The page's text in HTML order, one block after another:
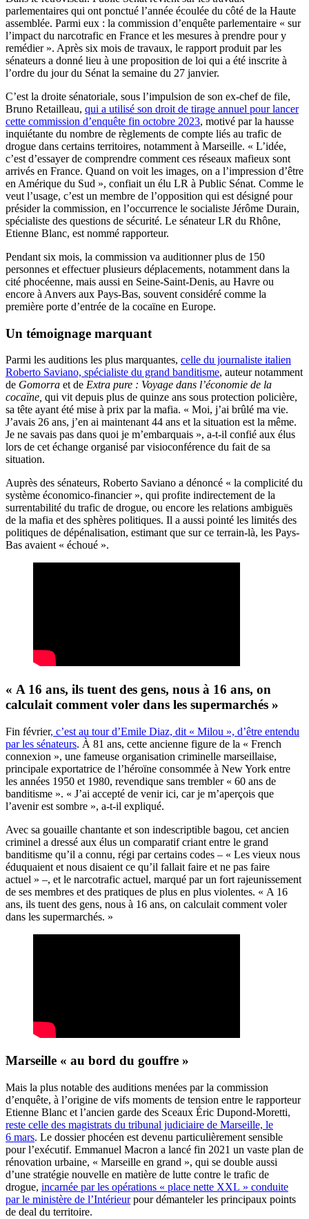
parlementaires qui ont ponctué l’année écoulée du côté de la Haute
assemblée. Parmi eux : la commission d’enquête parlementaire « sur
l’impact du narcotrafic en France et les mesures à prendre pour y
remédier ». Après six mois de travaux, le rapport produit par les
sénateurs a donné lieu à une proposition de loi qui a été inscrite à
l’ordre du jour du Sénat la semaine du 27 janvier.
C’est la droite sénatoriale, sous l’impulsion de son ex-chef de file,
Bruno Retailleau, qui a utilisé son droit de tirage annuel pour lancer
cette commission d’enquête fin octobre 2023, motivé par la hausse
inquiétante du nombre de règlements de compte liés au trafic de
drogue dans certains territoires, notamment à Marseille. « L’idée,
c’est d’essayer de comprendre comment ces réseaux mafieux sont
arrivés en France. Quand on voit les images, on a l’impression d’être
en Amérique du Sud », confiait un élu LR à Public Sénat. Comme le
veut l’usage, c’est un membre de l’opposition qui est désigné pour
présider la commission, en l’occurrence le socialiste Jérôme Durain,
spécialiste des questions de sécurité. Le sénateur LR du Rhône,
Etienne Blanc, est nommé rapporteur.
Pendant six mois, la commission va auditionner plus de 150
personnes et effectuer plusieurs déplacements, notamment dans la
cité phocéenne, mais aussi en Seine-Saint-Denis, au Havre ou
encore à Anvers aux Pays-Bas, souvent considéré comme la
première porte d’entrée de la cocaïne en Europe.
Un témoignage marquant
Parmi les auditions les plus marquantes, celle du journaliste italien
Roberto Saviano, spécialiste du grand banditisme, auteur notamment
de Gomorra et de Extra pure : Voyage dans l’économie de la
cocaïne, qui vit depuis plus de quinze ans sous protection policière,
sa tête ayant été mise à prix par la mafia. « Moi, j’ai brûlé ma vie.
J’avais 26 ans, j’en ai maintenant 44 ans et la situation est la même.
Je ne savais pas dans quoi je m’embarquais », a-t-il confié aux élus
lors de cet échange organisé par visioconférence du fait de sa
situation.
Auprès des sénateurs, Roberto Saviano a dénoncé « la complicité du
système économico-financier », qui profite indirectement de la
surrentabilité du trafic de drogue, ou encore les relations ambiguës
de la mafia et des sphères politiques. Il a aussi pointé les limités des
politiques de dépénalisation, estimant que sur ce terrain-là, les Pays-
Bas avaient « échoué ».
« A 16 ans, ils tuent des gens, nous à 16 ans, on
calculait comment voler dans les supermarchés »
Fin février, c’est au tour d’Emile Diaz, dit « Milou », d’être entendu
par les sénateurs. À 81 ans, cette ancienne figure de la « French
connexion », une fameuse organisation criminelle marseillaise,
principale exportatrice de l’héroïne consommée à New York entre
les années 1950 et 1980, revendique sans trembler « 60 ans de
banditisme ». « J’ai accepté de venir ici, car je m’aperçois que
l’avenir est sombre », a-t-il expliqué.
Avec sa gouaille chantante et son indescriptible bagou, cet ancien
criminel a dressé aux élus un comparatif criant entre le grand
banditisme qu’il a connu, régi par certains codes – « Les vieux nous
éduquaient et nous disaient ce qu’il fallait faire et ne pas faire
actuel » –, et le narcotrafic actuel, marqué par un fort rajeunissement
de ses membres et des pratiques de plus en plus violentes. « A 16
ans, ils tuent des gens, nous à 16 ans, on calculait comment voler
dans les supermarchés. »
Marseille « au bord du gouffre »
Mais la plus notable des auditions menées par la commission
d’enquête, à l’origine de vifs moments de tension entre le rapporteur
Etienne Blanc et l’ancien garde des Sceaux Éric Dupond-Moretti,
reste celle des magistrats du tribunal judiciaire de Marseille, le
6 mars. Le dossier phocéen est devenu particulièrement sensible
pour l’exécutif. Emmanuel Macron a lancé fin 2021 un vaste plan de
rénovation urbaine, « Marseille en grand », qui se double aussi
d’une stratégie nouvelle en matière de lutte contre le trafic de
drogue, incarnée par les opérations « place nette XXL » conduite
par le ministère de l’Intérieurpour démanteler les principaux points
de deal du territoire.